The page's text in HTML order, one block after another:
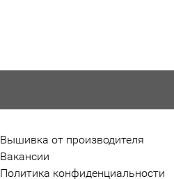
Вышивка от производителя
Вакансии
Политика конфиденциальности